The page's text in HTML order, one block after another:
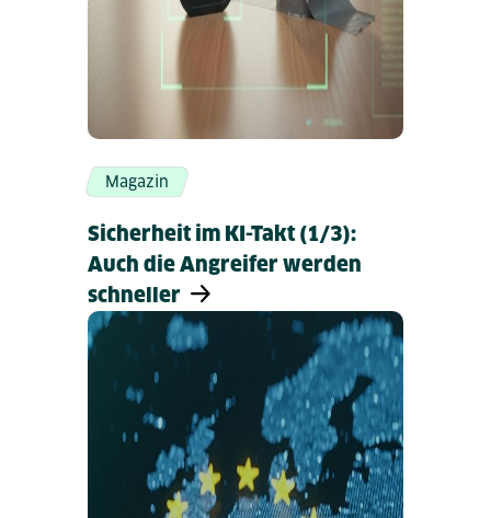
Magazin
Sicherheit im KI-Takt (1/3):
Auch die Angreifer werden
schneller